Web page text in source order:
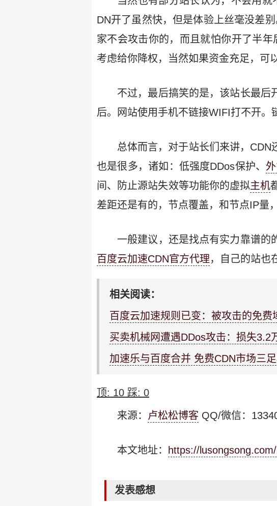
DN开了虽然快，但是体验上丝毫没差
家不会攻击你的，而且就怕你开了半
考虑给你降权，当然如果资金充足，可
不过，最后搞笑的是，该站长最后
后。网站使用手机不链接WIFI打不开。
总体而言，对于站长们来讲，
也是很多，诸如：低强度DDos保护、
间、防止源站失效等功能你的虚拟主机
差距还是有的，节点覆盖，和节点IP量
一般建议，还是找点有实力靠谱的
百度云加速CDN官方代理，自己的站也
相关阅读：
百度云加速规则已变：被攻击的免费
买卖机械网遭遇DDos攻击：损失3.2
加速乐与百度合并 免费CDN市场三
顶: 10 踩: 0
来源： 卢松松博客 QQ/微信：
本文地址： https://
发表感想